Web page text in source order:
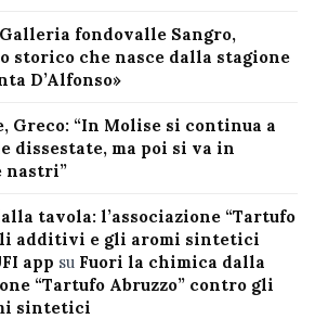
Galleria fondovalle Sangro,
storico che nasce dalla stagione
D’Alfonso»
Greco: “In Molise si continua a
dissestate, ma poi si va in
nastri”
tavola: l’associazione “Tartufo
additivi e gli aromi sintetici
app su Fuori la chimica dalla
“Tartufo Abruzzo” contro gli
sintetici